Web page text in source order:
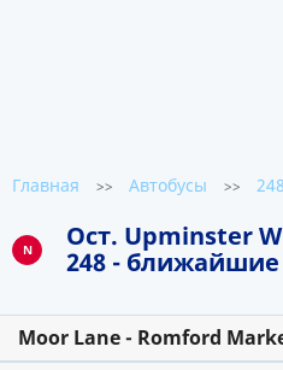
Главная >> Автобусы >> 248
N
Ост. Upminster
248 -
Moor Lane - Romford